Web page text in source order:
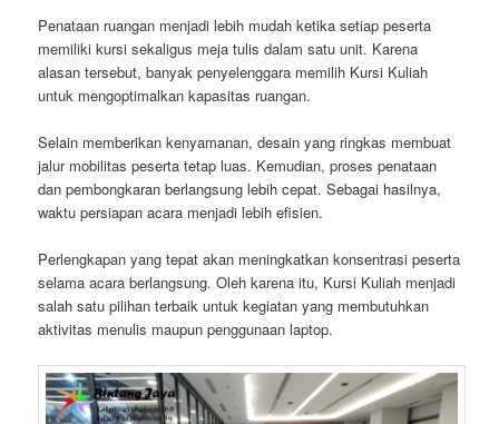
Penataan ruangan menjadi lebih mudah ketika setiap peserta
memiliki kursi sekaligus meja tulis dalam satu unit. Karena
alasan tersebut, banyak penyelenggara memilih Kursi Kuliah
untuk mengoptimalkan kapasitas ruangan.
Selain memberikan kenyamanan, desain yang ringkas membuat
jalur mobilitas peserta tetap luas. Kemudian, proses penataan
dan pembongkaran berlangsung lebih cepat. Sebagai hasilnya,
waktu persiapan acara menjadi lebih efisien.
Perlengkapan yang tepat akan meningkatkan konsentrasi peserta
selama acara berlangsung. Oleh karena itu, Kursi Kuliah menjadi
salah satu pilihan terbaik untuk kegiatan yang membutuhkan
aktivitas menulis maupun penggunaan laptop.